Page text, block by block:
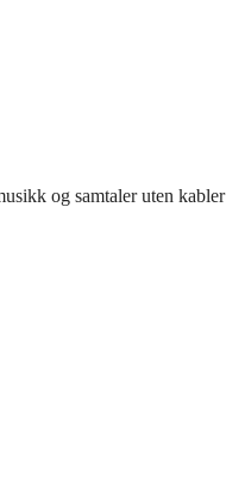
og samtaler uten kabler